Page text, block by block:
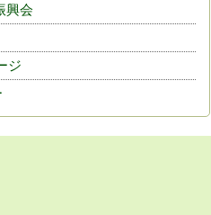
興会
ジ